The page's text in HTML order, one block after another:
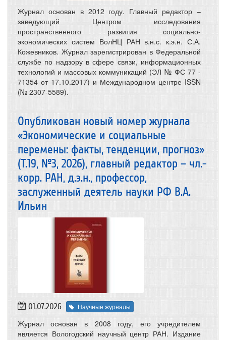
Журнал основан в 2012 году. Главный редактор –
заведующий Центром исследования
пространственного развития социально-
экономических систем ВолНЦ РАН в.н.с. к.э.н. С.А.
Кожевников. Журнал зарегистрирован в Федеральной
службе по надзору в сфере связи, информационных
технологий и массовых коммуникаций (ЭЛ № ФС 77 -
71354 от 17.10.2017) и Международном центре ISSN
(№ 2307-5589).
Опубликован новый номер журнала
«Экономические и социальные
перемены: факты, тенденции, прогноз»
(Т.19, №3, 2026), главный редактор – чл.-
корр. РАН, д.э.н., профессор,
заслуженный деятель науки РФ В.А.
Ильин
01.07.2026 Научные журналы
Журнал основан в 2008 году, его учредителем
является Вологодский научный центр РАН. Издание